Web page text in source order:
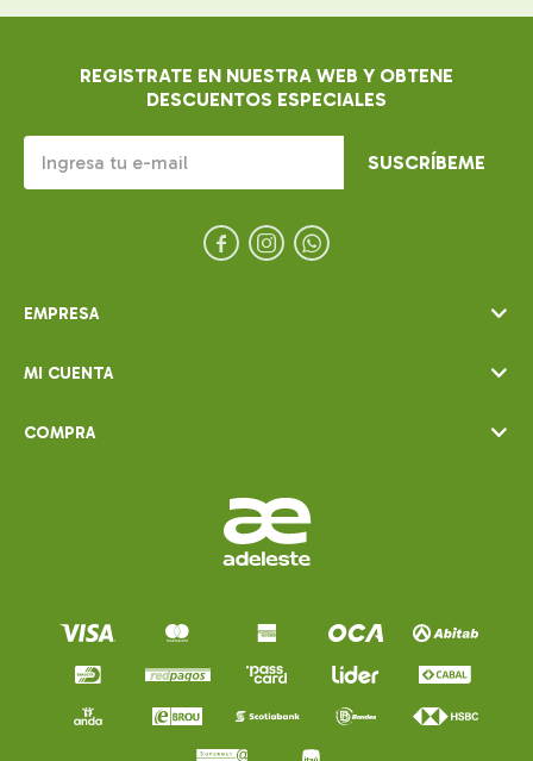
EMPRESA
MI CUENTA
COMPRA
REGISTRATE EN NUESTRA WEB Y OBTENE
DESCUENTOS ESPECIALES
SUSCRÍBEME
  